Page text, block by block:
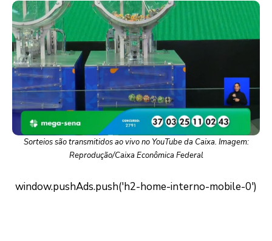
Sorteios são transmitidos ao vivo no YouTube da Caixa. Imagem:
Reprodução/Caixa Econômica Federal